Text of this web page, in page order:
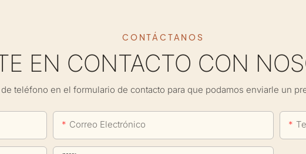
CONTÁCTANOS
EN CONTACTO CON
teléfono en el formulario de contacto para que podamos enviarle un
Correo Electrónico